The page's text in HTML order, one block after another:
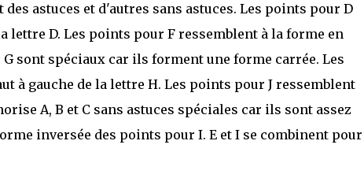
astuces et d'autres sans astuces. Les points pour D
lettre D. Les points pour F ressemblent à la forme en
sont spéciaux car ils forment une forme carrée. Les
à gauche de la lettre H. Les points pour J ressemblent
A, B et C sans astuces spéciales car ils sont assez
inversée des points pour I. E et I se combinent pour